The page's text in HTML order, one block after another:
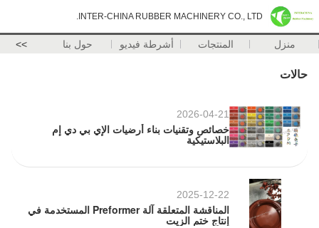
INTER-CHINA RUBBER MACHINERY CO., LTD.
منزل المنتجات أشرطة فيديو حول بنا >>
حالات
2026-04-21
خصائص وتقنيات بناء أرضيات الإي بي دي إم
البلاستيكية
2025-12-22
المناقشة المتعلقة آلة Preformer المستخدمة في
إنتاج ختم الزيت